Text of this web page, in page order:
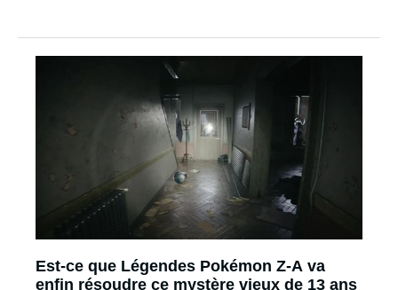
Est-ce que Légendes Pokémon Z-A va
enfin résoudre ce mystère vieux de 13 ans